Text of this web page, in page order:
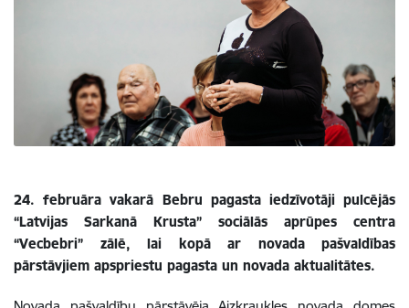
24. februāra vakarā Bebru pagasta iedzīvotāji pulcējās
“Latvijas Sarkanā Krusta” sociālās aprūpes centra
“Vecbebri” zālē, lai kopā ar novada pašvaldības
pārstāvjiem apspriestu pagasta un novada aktualitātes.